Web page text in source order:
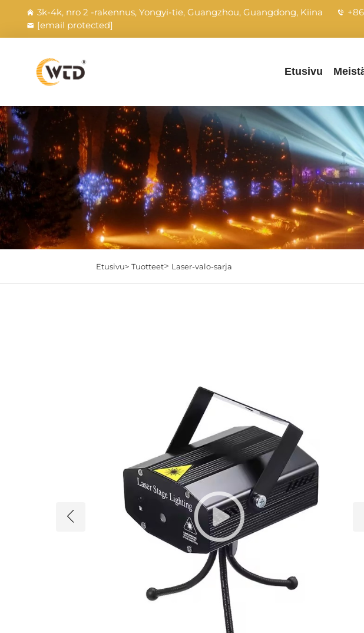
3k-4k, nro 2 -rakennus, Yongyi-tie, Guangzhou, Guangdong, Kiina
[email protected]
Etusivu
Etusivu> Tuotteet> Laser-valo-sarja